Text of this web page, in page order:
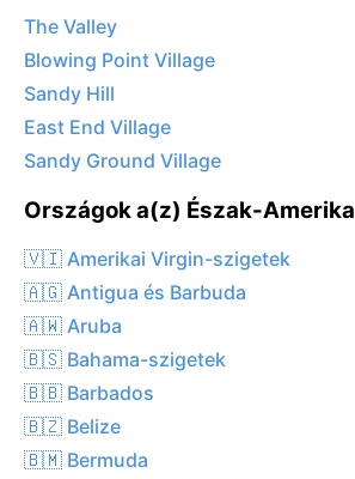
The Valley
Blowing Point Village
Sandy Hill
East End Village
Sandy Ground Village
Országok a(z) Észak-Amerika
🇻🇮 Amerikai Virgin-szigetek
🇦🇬 Antigua és Barbuda
🇦🇼 Aruba
🇧🇸 Bahama-szigetek
🇧🇧 Barbados
🇧🇿 Belize
🇧🇲 Bermuda